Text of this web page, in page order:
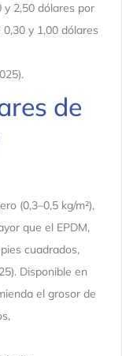
y 2,50 dólares por
y 1,00 dólares
de
(0,3–0,5 kg/m²),
que el EPDM,
cuadrados,
Disponible en
el grosor de